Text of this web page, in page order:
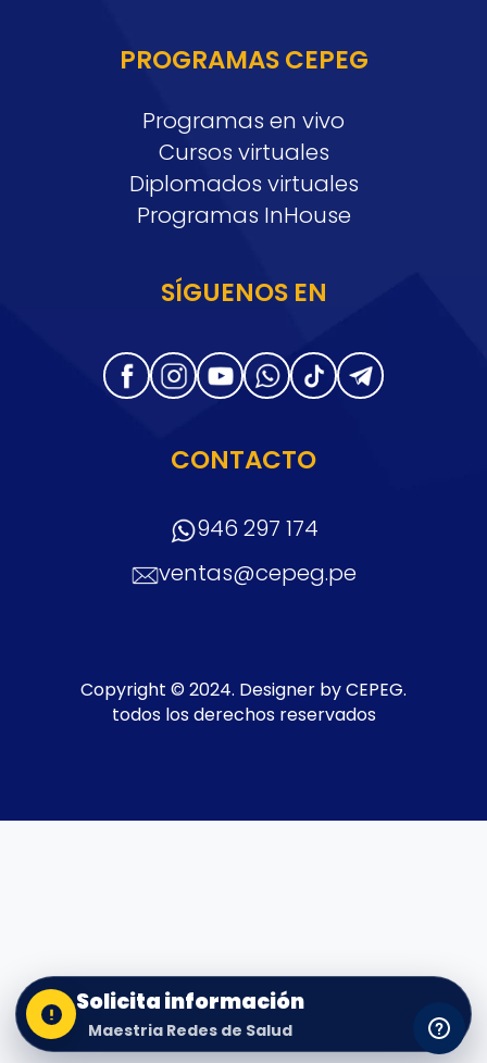
PROGRAMAS CEPEG
Programas en vivo
Cursos virtuales
Diplomados virtuales
Programas InHouse
SÍGUENOS EN
CONTACTO
946 297 174
ventas@cepeg.pe
Copyright © 2024. Designer by CEPEG.
todos los derechos reservados
Solicita información
Maestria Redes de Salud